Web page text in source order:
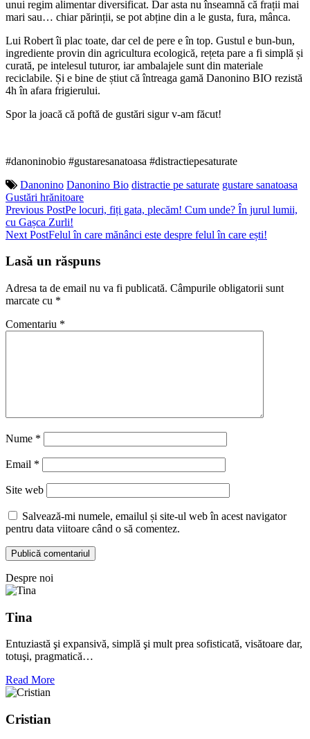
unui regim alimentar diversificat. Dar asta nu înseamnă că frații mai
mari sau… chiar părinții, se pot abține din a le gusta, fura, mânca.
Lui Robert îi plac toate, dar cel de pere e în top. Gustul e bun-bun,
ingrediente provin din agricultura ecologică, rețeta pare a fi simplă și
curată, pe intelesul tuturor, iar ambalajele sunt din materiale
reciclabile. Și e bine de știut că întreaga gamă Danonino BIO rezistă
4h în afara frigierului.
Spor la joacă că poftă de gustări sigur v-am făcut!
#danoninobio #gustaresanatoasa #distractiepesaturate
Danonino Danonino Bio distractie pe saturate gustare sanatoasa
Gustări hrănitoare
Post
navigation
Previous PostPe locuri, fiți gata, plecăm! Cum unde? În jurul lumii,
cu Gașca Zurli!
Next PostFelul în care mănânci este despre felul în care ești!
Lasă un răspuns
Adresa ta de email nu va fi publicată. Câmpurile obligatorii sunt
marcate cu *
Comentariu *
Nume *
Email *
Site web
Salvează-mi numele, emailul și site-ul web în acest navigator
pentru data viitoare când o să comentez.
Despre noi
Tina
Entuziastă şi expansivă, simplă şi mult prea sofisticată, visătoare dar,
totuşi, pragmatică…
Read More
Cristian